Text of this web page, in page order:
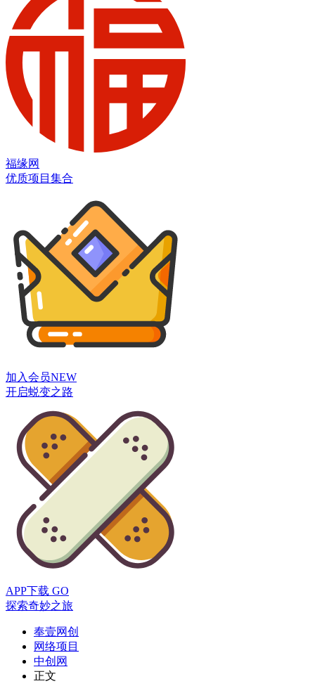
福缘网
优质项目集合
加入会员NEW
开启蜕变之路
APP下载 GO
探索奇妙之旅
奉壹网创
网络项目
中创网
正文